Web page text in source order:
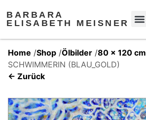
BARBARA
ELISABETH MEISNER
Home /Shop /Ölbilder /80 x 120 cm
SCHWIMMERIN (BLAU_GOLD)
← Zurück